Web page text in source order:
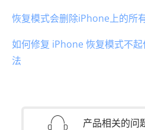
恢复模式会删除iPhone上的所
如何修复 iPhone 恢复模式不
法
产品相关的问